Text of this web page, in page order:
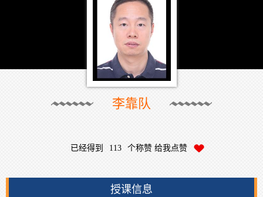
李靠队
已经得到 113 个称赞 给我点赞
授课信息